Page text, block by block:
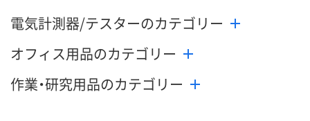
電気計測器/テスターのカテゴリー
オフィス用品のカテゴリー
作業・研究用品のカテゴリー